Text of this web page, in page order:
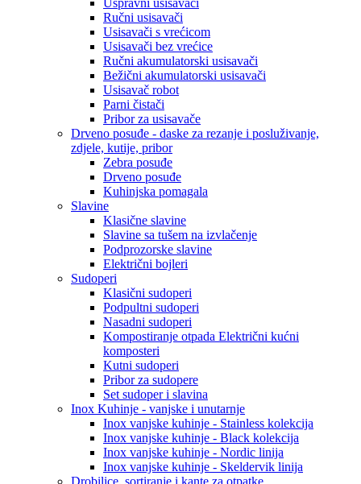
Uspravni usisavači
Ručni usisavači
Usisavači s vrećicom
Usisavači bez vrećice
Ručni akumulatorski usisavači
Bežični akumulatorski usisavači
Usisavač robot
Parni čistači
Pribor za usisavače
Drveno posuđe - daske za rezanje i posluživanje,
zdjele, kutije, pribor
Zebra posuđe
Drveno posuđe
Kuhinjska pomagala
Slavine
Klasične slavine
Slavine sa tušem na izvlačenje
Podprozorske slavine
Električni bojleri
Sudoperi
Klasični sudoperi
Podpultni sudoperi
Nasadni sudoperi
Kompostiranje otpada Električni kućni
komposteri
Kutni sudoperi
Pribor za sudopere
Set sudoper i slavina
Inox Kuhinje - vanjske i unutarnje
Inox vanjske kuhinje - Stainless kolekcija
Inox vanjske kuhinje - Black kolekcija
Inox vanjske kuhinje - Nordic linija
Inox vanjske kuhinje - Skeldervik linija
Drobilice, sortiranje i kante za otpatke